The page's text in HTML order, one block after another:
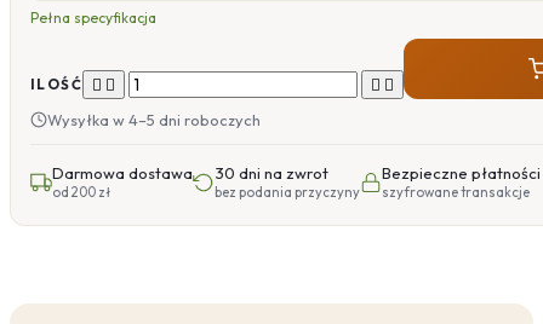
Pełna specyfikacja
ILOŚĆ    
Wysyłka w 4–5 dni roboczych
Darmowa dostawa
od 200 zł
30 dni na zwrot
bez podania przyczyny
Bezpieczne płatności
szyfrowane transakcje